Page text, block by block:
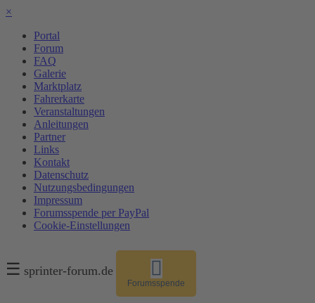
×
Portal
Forum
FAQ
Galerie
Marktplatz
Fahrerkarte
Veranstaltungen
Anleitungen
Partner
Links
Kontakt
Datenschutz
Nutzungsbedingungen
Impressum
Forumsspende per PayPal
Cookie-Einstellungen
☰ sprinter-forum.de
Forumsspende